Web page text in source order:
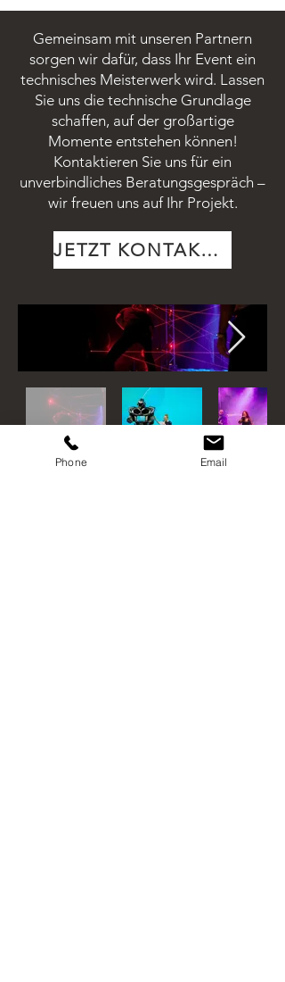
Gemeinsam mit unseren Partnern
sorgen wir dafür, dass Ihr Event ein
technisches Meisterwerk wird. Lassen
Sie uns die technische Grundlage
schaffen, auf der großartige
Momente entstehen können!
Kontaktieren Sie uns für ein
unverbindliches Beratungsgespräch –
wir freuen uns auf Ihr Projekt.
JETZT KONTAKTIEREN
Phone Email